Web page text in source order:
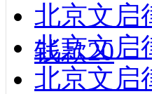
北京文启
钱款20
北京文启
北京文启